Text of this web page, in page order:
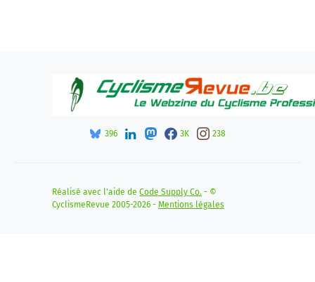
396 3K 238
Réalisé avec l'aide de Code Supply Co. - ©
CyclismeRevue 2005-2026 - Mentions légales